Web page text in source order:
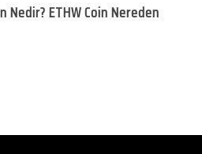
Nedir? ETHW Coin Nereden